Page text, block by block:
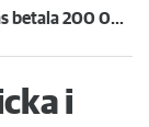
Lämnade lägenheten utan att städa - tvingas betala 200 000 kronor
i